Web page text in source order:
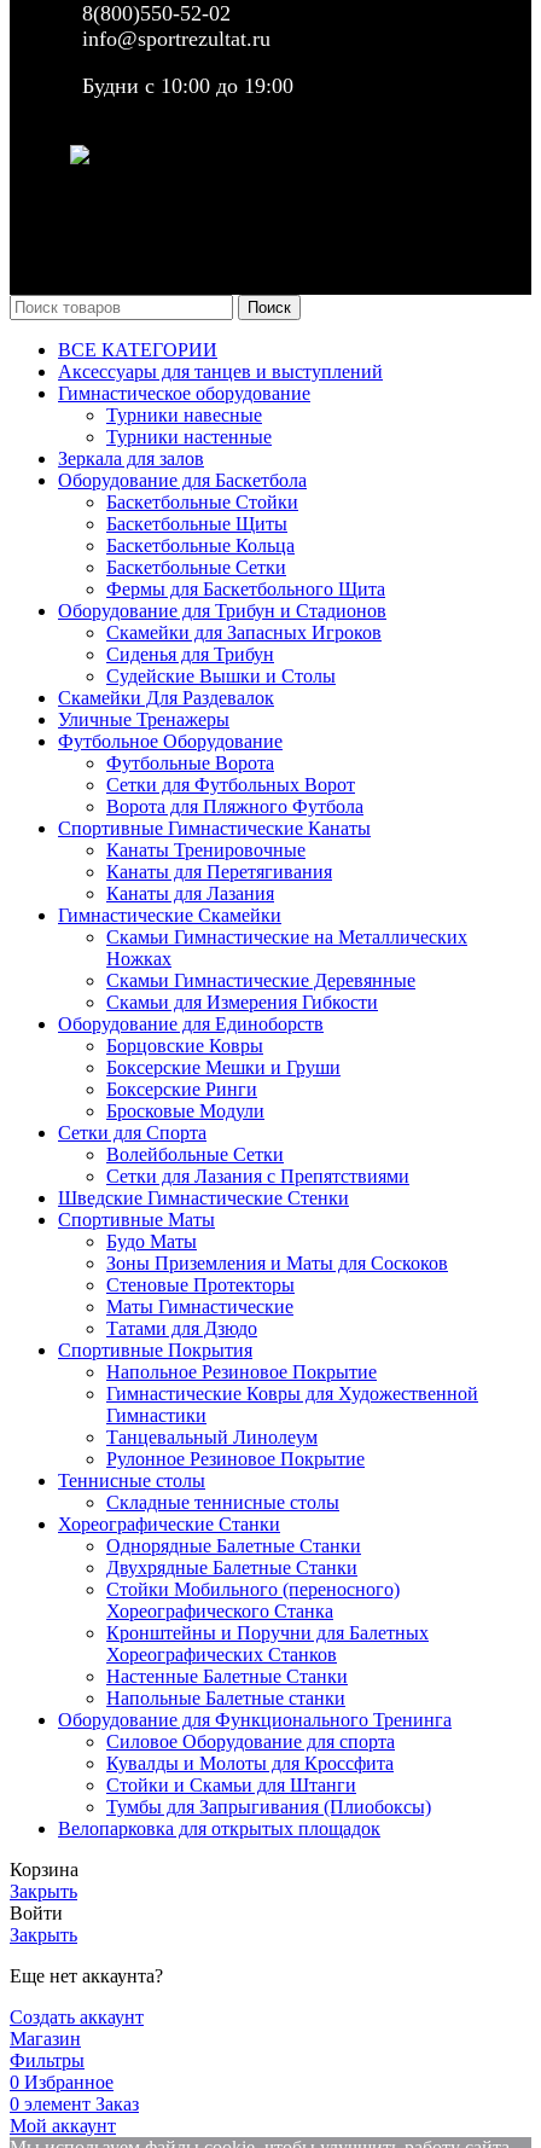
8(800)550-52-02
info@sportrezultat.ru
Будни с 10:00 до 19:00
Поиск
ВСЕ КАТЕГОРИИ
Аксессуары для танцев и выступлений
Гимнастическое оборудование
Турники навесные
Турники настенные
Зеркала для залов
Оборудование для Баскетбола
Баскетбольные Стойки
Баскетбольные Щиты
Баскетбольные Кольца
Баскетбольные Сетки
Фермы для Баскетбольного Щита
Оборудование для Трибун и Стадионов
Скамейки для Запасных Игроков
Сиденья для Трибун
Судейские Вышки и Столы
Скамейки Для Раздевалок
Уличные Тренажеры
Футбольное Оборудование
Футбольные Ворота
Сетки для Футбольных Ворот
Ворота для Пляжного Футбола
Спортивные Гимнастические Канаты
Канаты Тренировочные
Канаты для Перетягивания
Канаты для Лазания
Гимнастические Скамейки
Скамьи Гимнастические на Металлических
Ножках
Скамьи Гимнастические Деревянные
Скамьи для Измерения Гибкости
Оборудование для Единоборств
Борцовские Ковры
Боксерские Мешки и Груши
Боксерские Ринги
Бросковые Модули
Сетки для Спорта
Волейбольные Сетки
Сетки для Лазания с Препятствиями
Шведские Гимнастические Стенки
Спортивные Маты
Будо Маты
Зоны Приземления и Маты для Соскоков
Стеновые Протекторы
Маты Гимнастические
Татами для Дзюдо
Спортивные Покрытия
Напольное Резиновое Покрытие
Гимнастические Ковры для Художественной
Гимнастики
Танцевальный Линолеум
Рулонное Резиновое Покрытие
Теннисные столы
Складные теннисные столы
Хореографические Станки
Однорядные Балетные Станки
Двухрядные Балетные Станки
Стойки Мобильного (переносного)
Хореографического Станка
Кронштейны и Поручни для Балетных
Хореографических Станков
Настенные Балетные Станки
Напольные Балетные станки
Оборудование для Функционального Тренинга
Силовое Оборудование для спорта
Кувалды и Молоты для Кроссфита
Стойки и Скамьи для Штанги
Тумбы для Запрыгивания (Плиобоксы)
Велопарковка для открытых площадок
Корзина
Закрыть
Войти
Закрыть
Еще нет аккаунта?
Создать аккаунт
Магазин
Фильтры
0 Избранное
0 элемент Заказ
Мой аккаунт